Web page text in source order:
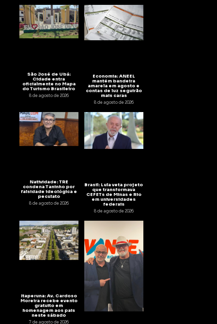
São José de Ubá:
Cidade entra
oficialmente no Mapa
do Turismo Brasileiro
8 de agosto de 2026
Economia: ANEEL
mantém bandeira
amarela em agosto e
contas de luz seguirão
mais caras
8 de agosto de 2026
Natividade: TRE
condena Taninho por
falsidade ideológica e
peculato
8 de agosto de 2026
Brasil: Lula veta projeto
que transformava
CEFETs de Minas e Rio
em universidades
federais
8 de agosto de 2026
Itaperuna: Av. Cardoso
Moreira recebe evento
gratuito em
homenagem aos pais
neste sábado
7 de agosto de 2026